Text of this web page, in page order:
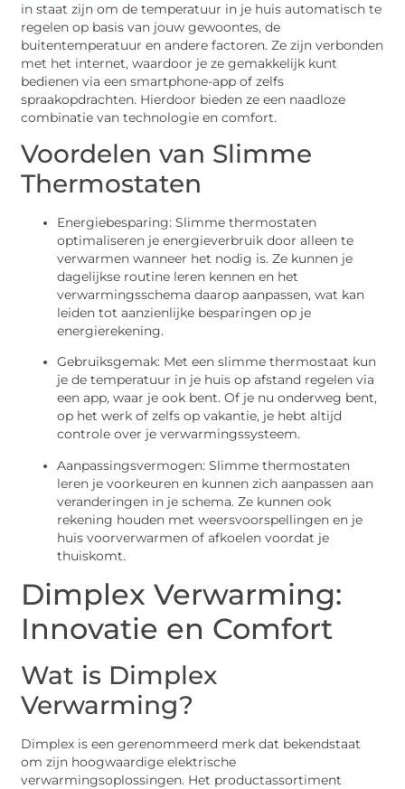
in staat zijn om de temperatuur in je huis automatisch te
regelen op basis van jouw gewoontes, de
buitentemperatuur en andere factoren. Ze zijn verbonden
met het internet, waardoor je ze gemakkelijk kunt
bedienen via een smartphone-app of zelfs
spraakopdrachten. Hierdoor bieden ze een naadloze
combinatie van technologie en comfort.
Voordelen van Slimme
Thermostaten
Energiebesparing: Slimme thermostaten
optimaliseren je energieverbruik door alleen te
verwarmen wanneer het nodig is. Ze kunnen je
dagelijkse routine leren kennen en het
verwarmingsschema daarop aanpassen, wat kan
leiden tot aanzienlijke besparingen op je
energierekening.
Gebruiksgemak: Met een slimme thermostaat kun
je de temperatuur in je huis op afstand regelen via
een app, waar je ook bent. Of je nu onderweg bent,
op het werk of zelfs op vakantie, je hebt altijd
controle over je verwarmingssysteem.
Aanpassingsvermogen: Slimme thermostaten
leren je voorkeuren en kunnen zich aanpassen aan
veranderingen in je schema. Ze kunnen ook
rekening houden met weersvoorspellingen en je
huis voorverwarmen of afkoelen voordat je
thuiskomt.
Dimplex Verwarming:
Innovatie en Comfort
Wat is Dimplex
Verwarming?
Dimplex is een gerenommeerd merk dat bekendstaat
om zijn hoogwaardige elektrische
verwarmingsoplossingen. Het productassortiment